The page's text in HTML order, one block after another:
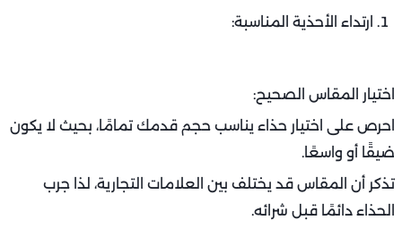
ارتداء الأحذية المناسبة:
اختيار المقاس الصحيح:
احرص على اختيار حذاء يناسب حجم قدمك تمامًا، بحيث لا يكون
ضيقًا أو واسعًا.
تذكر أن المقاس قد يختلف بين العلامات التجارية، لذا جرب
الحذاء دائمًا قبل شرائه.